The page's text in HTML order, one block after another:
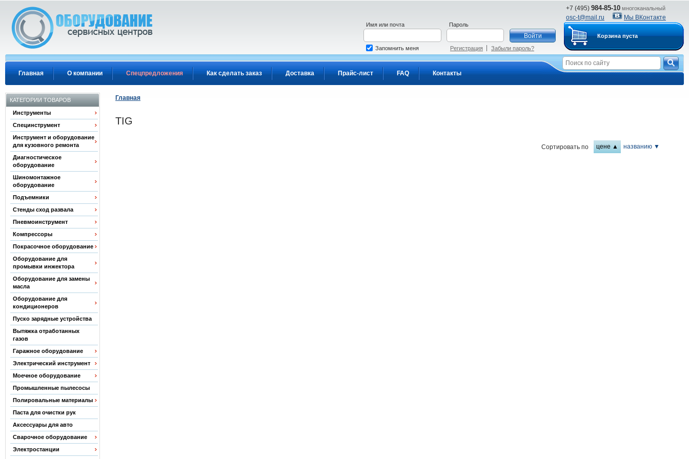
+7 (495) 984-85-10 многоканальный
osc-t@mail.ru Мы ВКонтакте
Главная О компании Спецпредложения Как сделать заказ Доставка Прайс-лист FAQ Контакты
Имя или почта Пароль
Запомнить меня Регистрация Забыли пароль?
Корзина пуста
КАТЕГОРИИ ТОВАРОВ
Инструменты
Специнструмент
Инструмент и оборудование
для кузовного ремонта
Диагностическое
оборудование
Шиномонтажное
оборудование
Подъемники
Стенды сход развала
Пневмоинструмент
Компрессоры
Покрасочное оборудование
Оборудование для
промывки инжектора
Оборудование для замены
масла
Оборудование для
кондиционеров
Пуско зарядные устройства
Вытяжка отработанных
газов
Гаражное оборудование
Электрический инструмент
Моечное оборудование
Промышленные пылесосы
Полировальные материалы
Паста для очистки рук
Аксессуары для авто
Сварочное оборудование
Электростанции
Главная
TIG
Сортировать по цене ▲ названию ▼